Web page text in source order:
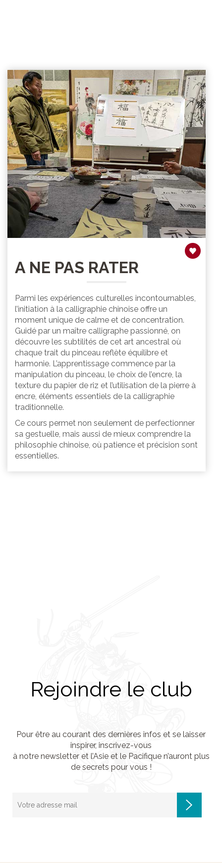
A NE PAS RATER
Parmi les expériences culturelles incontournables,
l’initiation à la calligraphie chinoise offre un
moment unique de calme et de concentration.
Guidé par un maître calligraphe passionné, on
découvre les subtilités de cet art ancestral où
chaque trait du pinceau reflète équilibre et
harmonie. L’apprentissage commence par la
manipulation du pinceau, le choix de l’encre, la
texture du papier de riz et l’utilisation de la pierre à
encre, éléments essentiels de la calligraphie
traditionnelle.
Ce cours permet non seulement de perfectionner
sa gestuelle, mais aussi de mieux comprendre la
philosophie chinoise, où patience et précision sont
essentielles.
Rejoindre le club
Pour être au courant des dernières infos et se laisser
inspirer, inscrivez-vous
à notre newsletter et l’Asie et le Pacifique n’auront plus
de secrets pour vous !